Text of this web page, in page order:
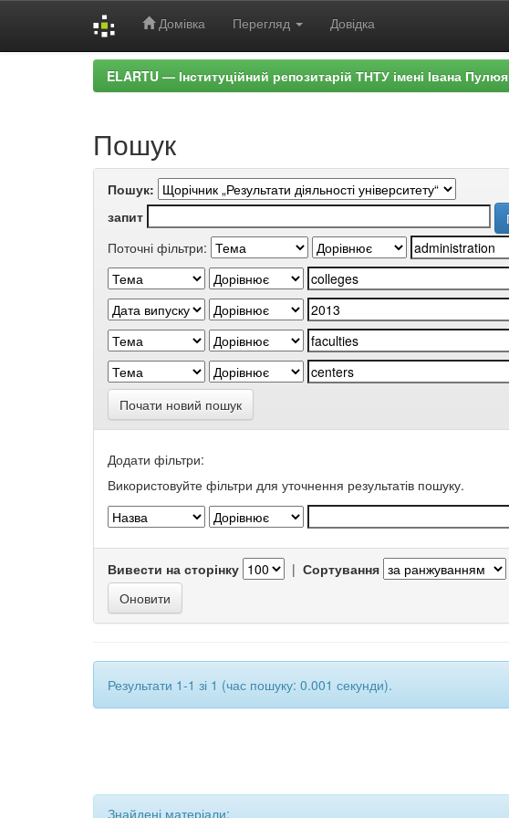
Домівка Перегляд Довідка
ELARTU — Інституційний репозитарій ТНТУ імені Івана Пулюя
Пошук
Пошук:
запит
Поточні фільтри:
Почати новий пошук
Додати фільтри:
Використовуйте фільтри для уточнення результатів пошуку.
Вивести на сторінку | Сортування
Результати 1-1 зі 1 (час пошуку: 0.001 секунди).
Знайдені матеріали: